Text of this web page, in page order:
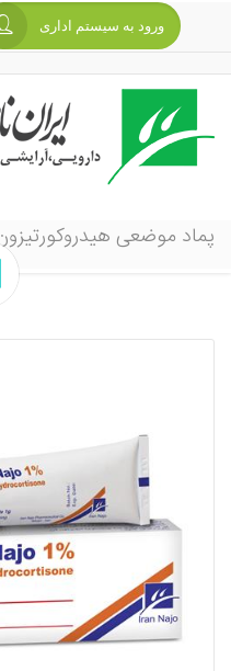
ورود به سیستم اداری
پماد موضعی هیدروکورتیزون-